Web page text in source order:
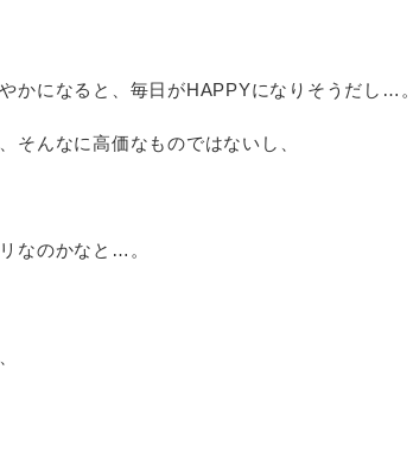
かになると、毎日がHAPPYになりそうだし…。
そんなに高価なものではないし、
なのかなと…。